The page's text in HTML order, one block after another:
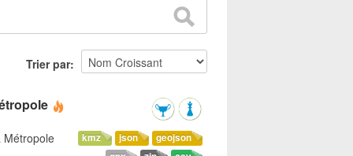
Trier par
geojson
json
kmz
Métropole